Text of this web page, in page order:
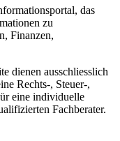
das
zu
Finanzen,
dienen ausschliesslich
Rechts-, Steuer-,
eine individuelle
Fachberater.